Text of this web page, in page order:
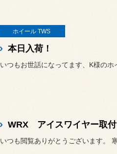
ホイール TWS
本日入荷！
いつもお世話になってます、K様のホ
WRX アイスワイヤー取付